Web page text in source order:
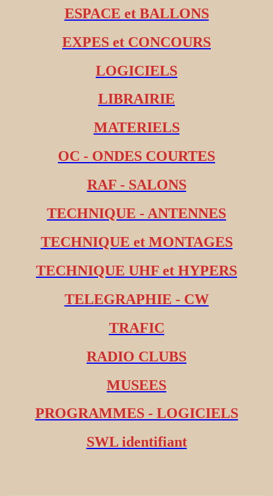
ESPACE et BALLONS
EXPES et CONCOURS
LOGICIELS
LIBRAIRIE
MATERIELS
OC - ONDES COURTES
RAF - SALONS
TECHNIQUE - ANTENNES
TECHNIQUE et MONTAGES
TECHNIQUE UHF et HYPERS
TELEGRAPHIE - CW
TRAFIC
RADIO CLUBS
MUSEES
PROGRAMMES - LOGICIELS
SWL identifiant